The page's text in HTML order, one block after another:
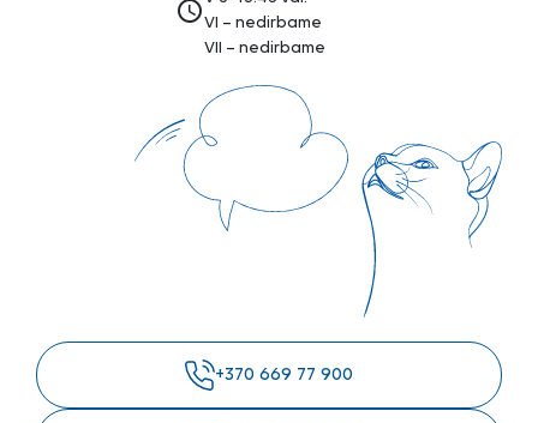
access_timeVI – nedirbame
VII – nedirbame
+370 669 77 900